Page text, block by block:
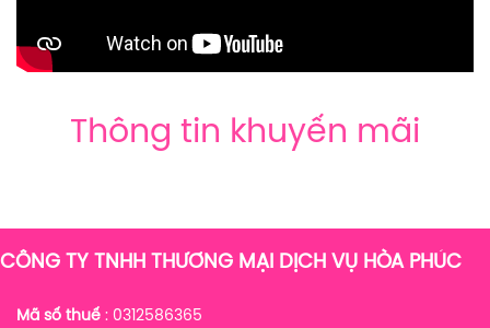
Thông tin khuyến mãi
CÔNG TY TNHH THƯƠNG MẠI DỊCH VỤ HÒA PHÚC
Mã số thuế : 0312586365